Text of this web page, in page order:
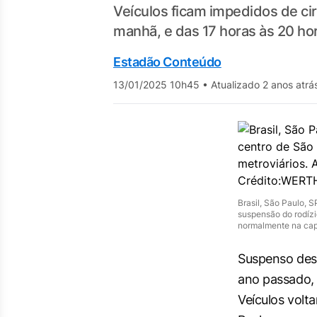
Veículos ficam impedidos de
manhã, e das 17 horas às 20
Estadão Conteúdo
13/01/2025 10h45 • Atualizado 2 anos
Brasil, São Paulo,
suspensão do
normalmente na
Suspenso
ano
Veículos